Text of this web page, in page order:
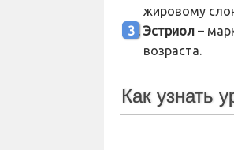
жировому
Эстриол –
возраста.
Как узнать